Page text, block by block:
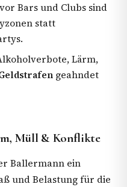
Bars und Clubs sind
statt
Lärm,
geahndet
Müll & Konflikte
Ballermann ein
und Belastung für die